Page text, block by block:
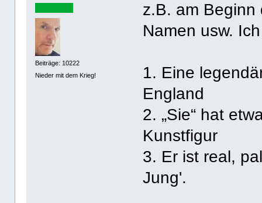
Beiträge: 10222
Nieder mit dem Krieg!
z.B. am Beginn
Namen usw.
1. Eine
England
2. „Sie“ hat
Kunstfigur
3. Er ist real,
Jung'.